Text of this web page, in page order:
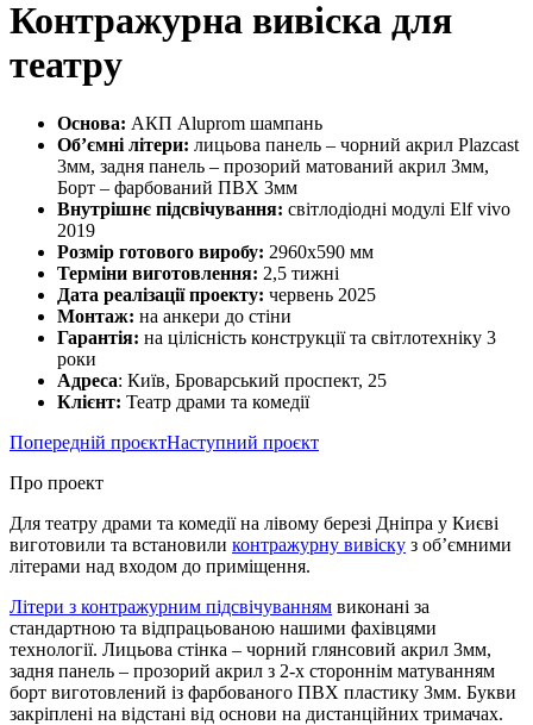
Контражурна вивіска для
театру
Основа: АКП Aluprom шампань
Об’ємні літери: лицьова панель – чорний акрил Plazcast
3мм, задня панель – прозорий матований акрил 3мм,
Борт – фарбований ПВХ 3мм
Внутрішнє підсвічування: світлодіодні модулі Elf vivo
2019
Розмір готового виробу: 2960х590 мм
Терміни виготовлення: 2,5 тижні
Дата реалізації проекту: червень 2025
Монтаж: на анкери до стіни
Гарантія: на цілісність конструкції та світлотехніку 3
роки
Адреса: Київ, Броварський проспект, 25
Клієнт: Театр драми та комедії
Попередній проєктНаступний проєкт
Про проект
Для театру драми та комедії на лівому березі Дніпра у Києві
виготовили та встановили контражурну вивіску з об’ємними
літерами над входом до приміщення.
Літери з контражурним підсвічуванням виконані за
стандартною та відпрацьованою нашими фахівцями
технології. Лицьова стінка – чорний глянсовий акрил 3мм,
задня панель – прозорий акрил з 2-х стороннім матуванням
борт виготовлений із фарбованого ПВХ пластику 3мм. Букви
закріплені на відстані від основи на дистанційних тримачах.